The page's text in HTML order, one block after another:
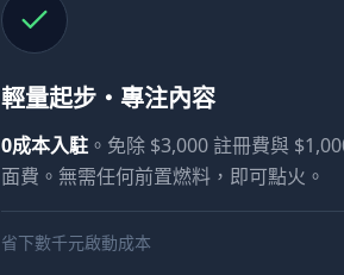
輕量起步・專注內容
0成本入駐 。免除 $3,000 註冊費與
面費。無需任何前置燃料，即可點火。
省下數千元啟動成本